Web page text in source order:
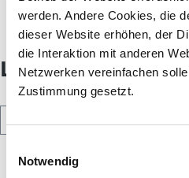
werden. Andere Cookies, die
dieser Website erhöhen, der
die Interaktion mit anderen
Netzwerken vereinfachen
Zustimmung gesetzt.
Notwendig
Blog
L'apiculture